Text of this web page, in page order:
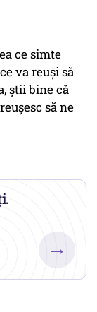
ce simte
va reuși să
știi bine că
să ne
→